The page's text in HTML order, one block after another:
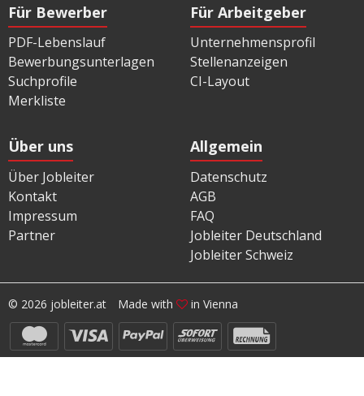
Für Bewerber
PDF-Lebenslauf
Bewerbungsunterlagen
Suchprofile
Merkliste
Für Arbeitgeber
Unternehmensprofil
Stellenanzeigen
CI-Layout
Über uns
Über Jobleiter
Kontakt
Impressum
Partner
Allgemein
Datenschutz
AGB
FAQ
Jobleiter Deutschland
Jobleiter Schweiz
© 2026 jobleiter.at Made with in Vienna